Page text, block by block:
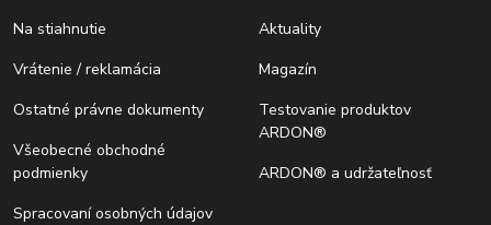
Na stiahnutie
Vrátenie / reklamácia
Ostatné právne dokumenty
Všeobecné obchodné
podmienky
Spracovaní osobných údajov
Aktuality
Magazín
Testovanie produktov
ARDON®
ARDON® a udržateľnosť